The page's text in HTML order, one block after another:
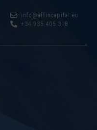
info@affincapital.eu
+34.935.405.318